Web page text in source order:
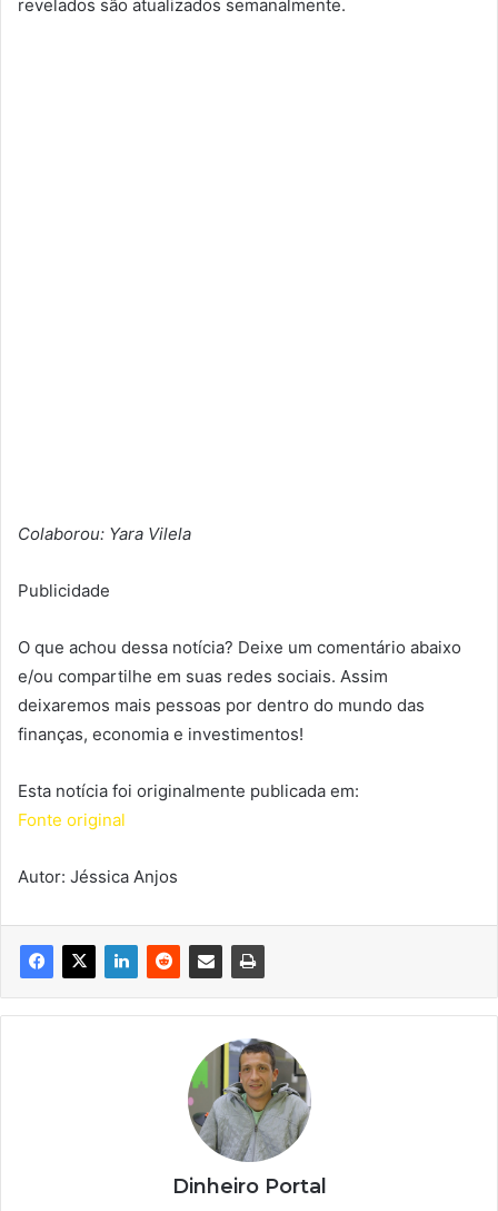
revelados são atualizados semanalmente.
Colaborou: Yara Vilela
Publicidade
O que achou dessa notícia? Deixe um comentário abaixo
e/ou compartilhe em suas redes sociais. Assim
deixaremos mais pessoas por dentro do mundo das
finanças, economia e investimentos!
Esta notícia foi originalmente publicada em:
Fonte original
Autor: Jéssica Anjos
Dinheiro Portal